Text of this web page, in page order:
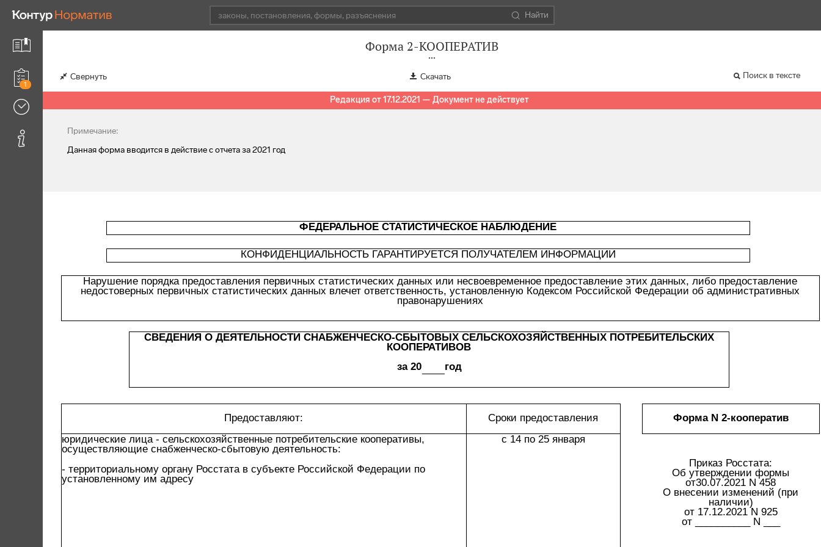
Найти
1
Форма 2-КООПЕРАТИВ
Свернуть Скачать Поиск в тексте
Редакция от 17.12.2021 — Документ не действует
Примечание:
Данная форма вводится в действие с отчета за 2021 год
ФЕДЕРАЛЬНОЕ СТАТИСТИЧЕСКОЕ НАБЛЮДЕНИЕ
КОНФИДЕНЦИАЛЬНОСТЬ ГАРАНТИРУЕТСЯ ПОЛУЧАТЕЛЕМ ИНФОРМАЦИИ
Нарушение порядка предоставления первичных статистических данных или несвоевременное предоставление этих данных, либо предоставление
недостоверных первичных статистических данных влечет ответственность, установленную Кодексом Российской Федерации об административных
правонарушениях
СВЕДЕНИЯ О ДЕЯТЕЛЬНОСТИ СНАБЖЕНЧЕСКО-СБЫТОВЫХ СЕЛЬСКОХОЗЯЙСТВЕННЫХ ПОТРЕБИТЕЛЬСКИХ
КООПЕРАТИВОВ
за 20
год
Предоставляют: Сроки предоставления
Форма N 2-кооператив
юридические лица - сельскохозяйственные потребительские кооперативы,
осуществляющие снабженческо-сбытовую деятельность:
с 14 по 25 января
Приказ Росстата:
Об утверждении формы
от30.07.2021 N 458
О внесении изменений (при
наличии)
от 17.12.2021 N 925
от __________ N ___
- территориальному органу Росстата в субъекте Российской Федерации по
установленному им адресу